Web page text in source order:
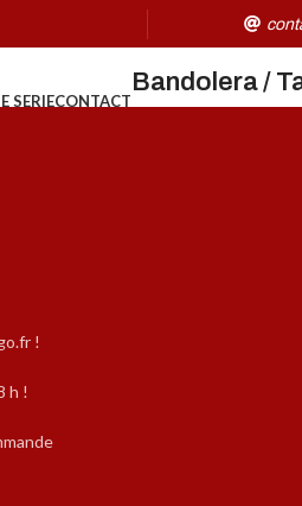
!
h !
SERIECONTACT
Bandolera /
Chaussures H/F •